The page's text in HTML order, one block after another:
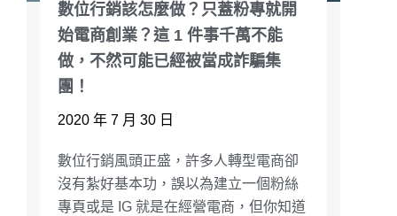
數位行銷該怎麼做？只蓋粉專就開
始電商創業？這 1 件事千萬不能
做，不然可能已經被當成詐騙集
團！
2020 年 7 月 30 日
數位行銷風頭正盛，許多人轉型電商卻
沒有紮好基本功，誤以為建立一個粉絲
專頁或是 IG 就是在經營電商，但你知道